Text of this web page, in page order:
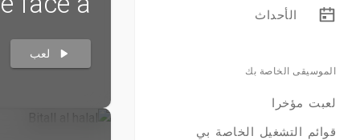
الأحداث
الموسيقى الخاصة بك
لعبت مؤخرا
قوائم التشغيل الخاصة بي
لعب